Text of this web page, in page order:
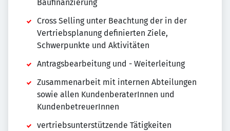
Baufinanzierung
Cross Selling unter Beachtung der in der
Vertriebsplanung definierten Ziele,
Schwerpunkte und Aktivitäten
Antragsbearbeitung und - Weiterleitung
Zusammenarbeit mit internen Abteilungen
sowie allen KundenberaterInnen und
KundenbetreuerInnen
vertriebsunterstützende Tätigkeiten